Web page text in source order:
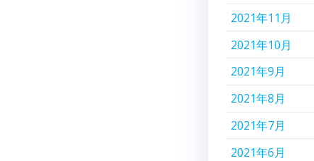
2021年11月
2021年10月
2021年9月
2021年8月
2021年7月
2021年6月